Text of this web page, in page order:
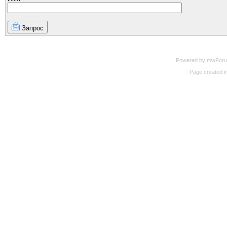
Запрос
Powered by
Page created